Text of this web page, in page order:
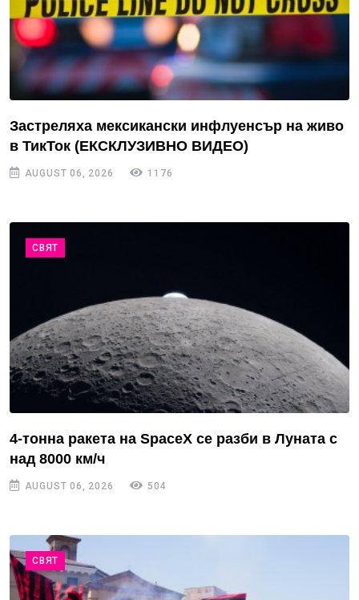
Застреляха мексикански инфлуенсър на живо
в ТикТок (ЕКСКЛУЗИВНО ВИДЕО)
AUGUST 06, 2026 1176
СВЯТ
4-тонна ракета на SpaceX се разби в Луната с
над 8000 км/ч
AUGUST 06, 2026 504
СВЯТ